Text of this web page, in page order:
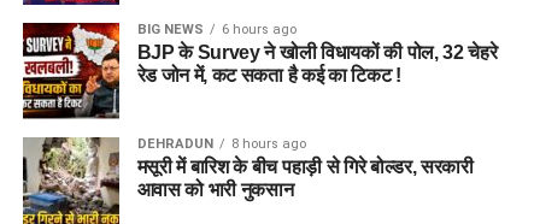
होगा माहौल
आलंबन गांव की सबसे खास बात यही होगी कि यहां रहने वाली महिलाओं
और बच्चों को यह महसूस न हो कि वे किसी जेल या बंद संस्थान में रह रहे
हैं। इसके बजाय पूरा परिसर एक रेजिडेंशियल कॉम्प्लेक्स की तरह विकसित
किया जाएगा, जहां सुरक्षा के साथ रहने, पढ़ाई, दैनिक जीवन और सामाजिक
विकास से जुड़ी सुविधाएं उपलब्ध होंगी।
BIG NEWS 6 hours ago
BJP के Survey ने खोली विधायकों की पोल, 32 चेहरे
रेड जोन में, कट सकता है कई का टिकट !
DEHRADUN 8 hours ago
मसूरी में बारिश के बीच पहाड़ी से गिरे बोल्डर, सरकारी
आवास को भारी नुकसान